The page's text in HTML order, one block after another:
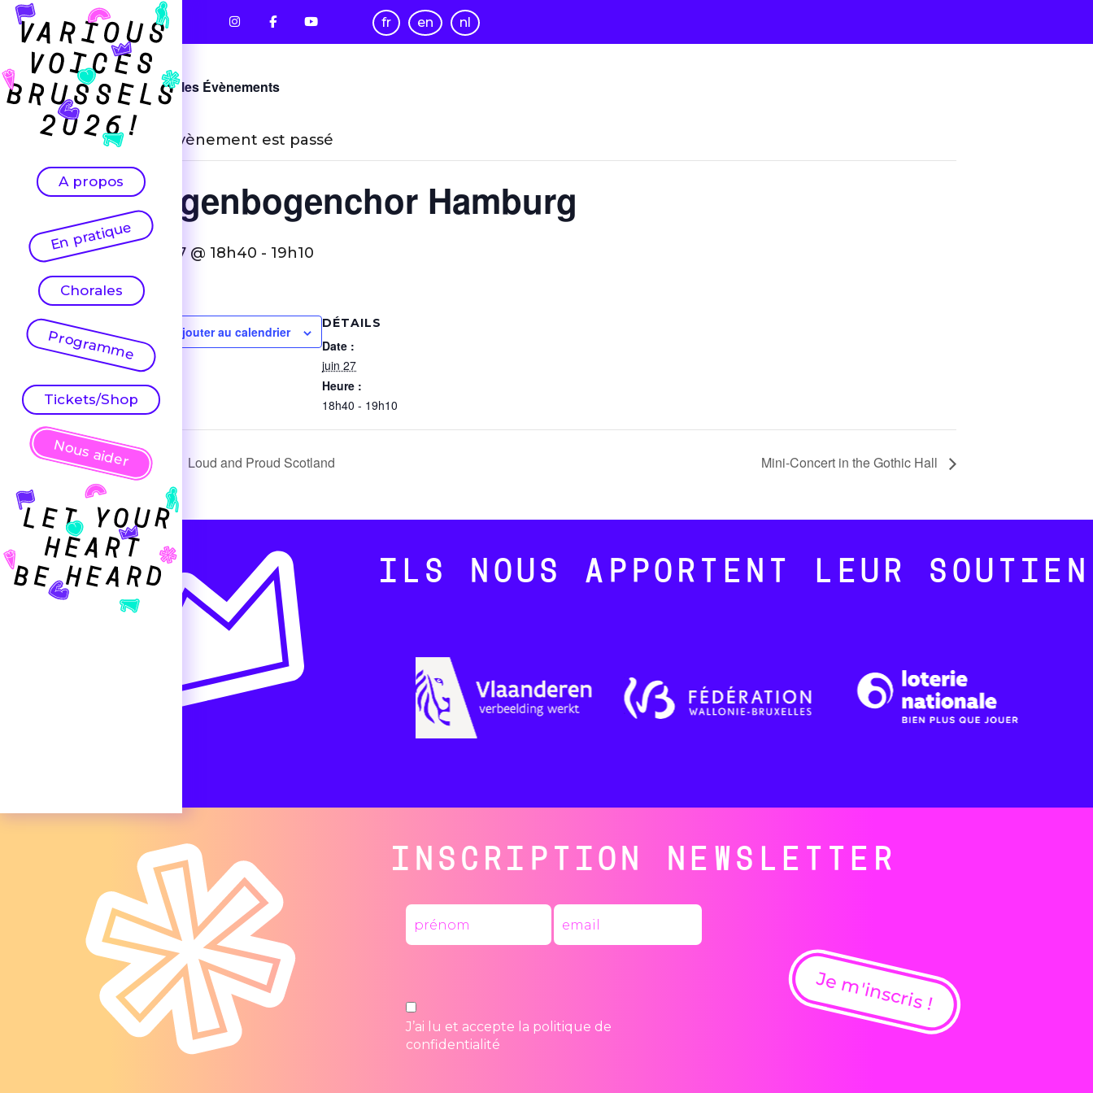
fr en nl
A propos
En pratique
Chorales
Programme
Tickets/Shop
Nous aider
« Tous les Évènements
Cet évènement est passé
Regenbogenchor Hamburg
juin 27 @ 18h40 - 19h10
Ajouter au calendrier
DÉTAILS
Date :
juin 27
Heure :
18h40 - 19h10
Loud and Proud Scotland Mini-Concert in the Gothic Hall
ILS NOUS APPORTENT LEUR SOUTIEN
INSCRIPTION NEWSLETTER
J’ai lu et accepte la politique de
confidentialité
Je m'inscris !